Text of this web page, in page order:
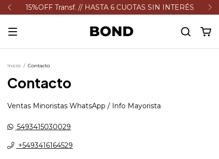
15%OFF Transf. // HASTA 6 CUOTAS SIN INTERÉS
Inicio / Contacto
Contacto
Ventas Minoristas WhatsApp / Info Mayorista
5493415030029
+5493416164529